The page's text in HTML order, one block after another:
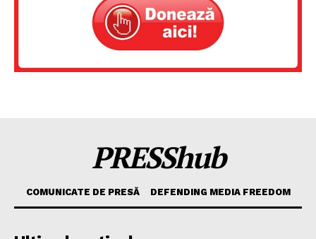
PRESShub
COMUNICATE DE PRESĂ DEFENDING MEDIA FREEDOM